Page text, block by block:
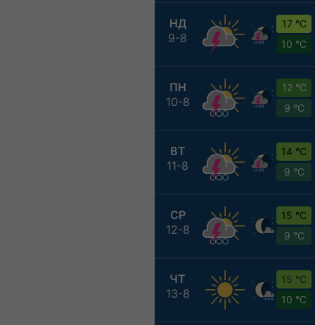
НД
9-8
17 °C
10 °C
ПН
10-8
12 °C
9 °C
ВТ
11-8
14 °C
9 °C
СР
12-8
15 °C
9 °C
ЧТ
13-8
15 °C
10 °C